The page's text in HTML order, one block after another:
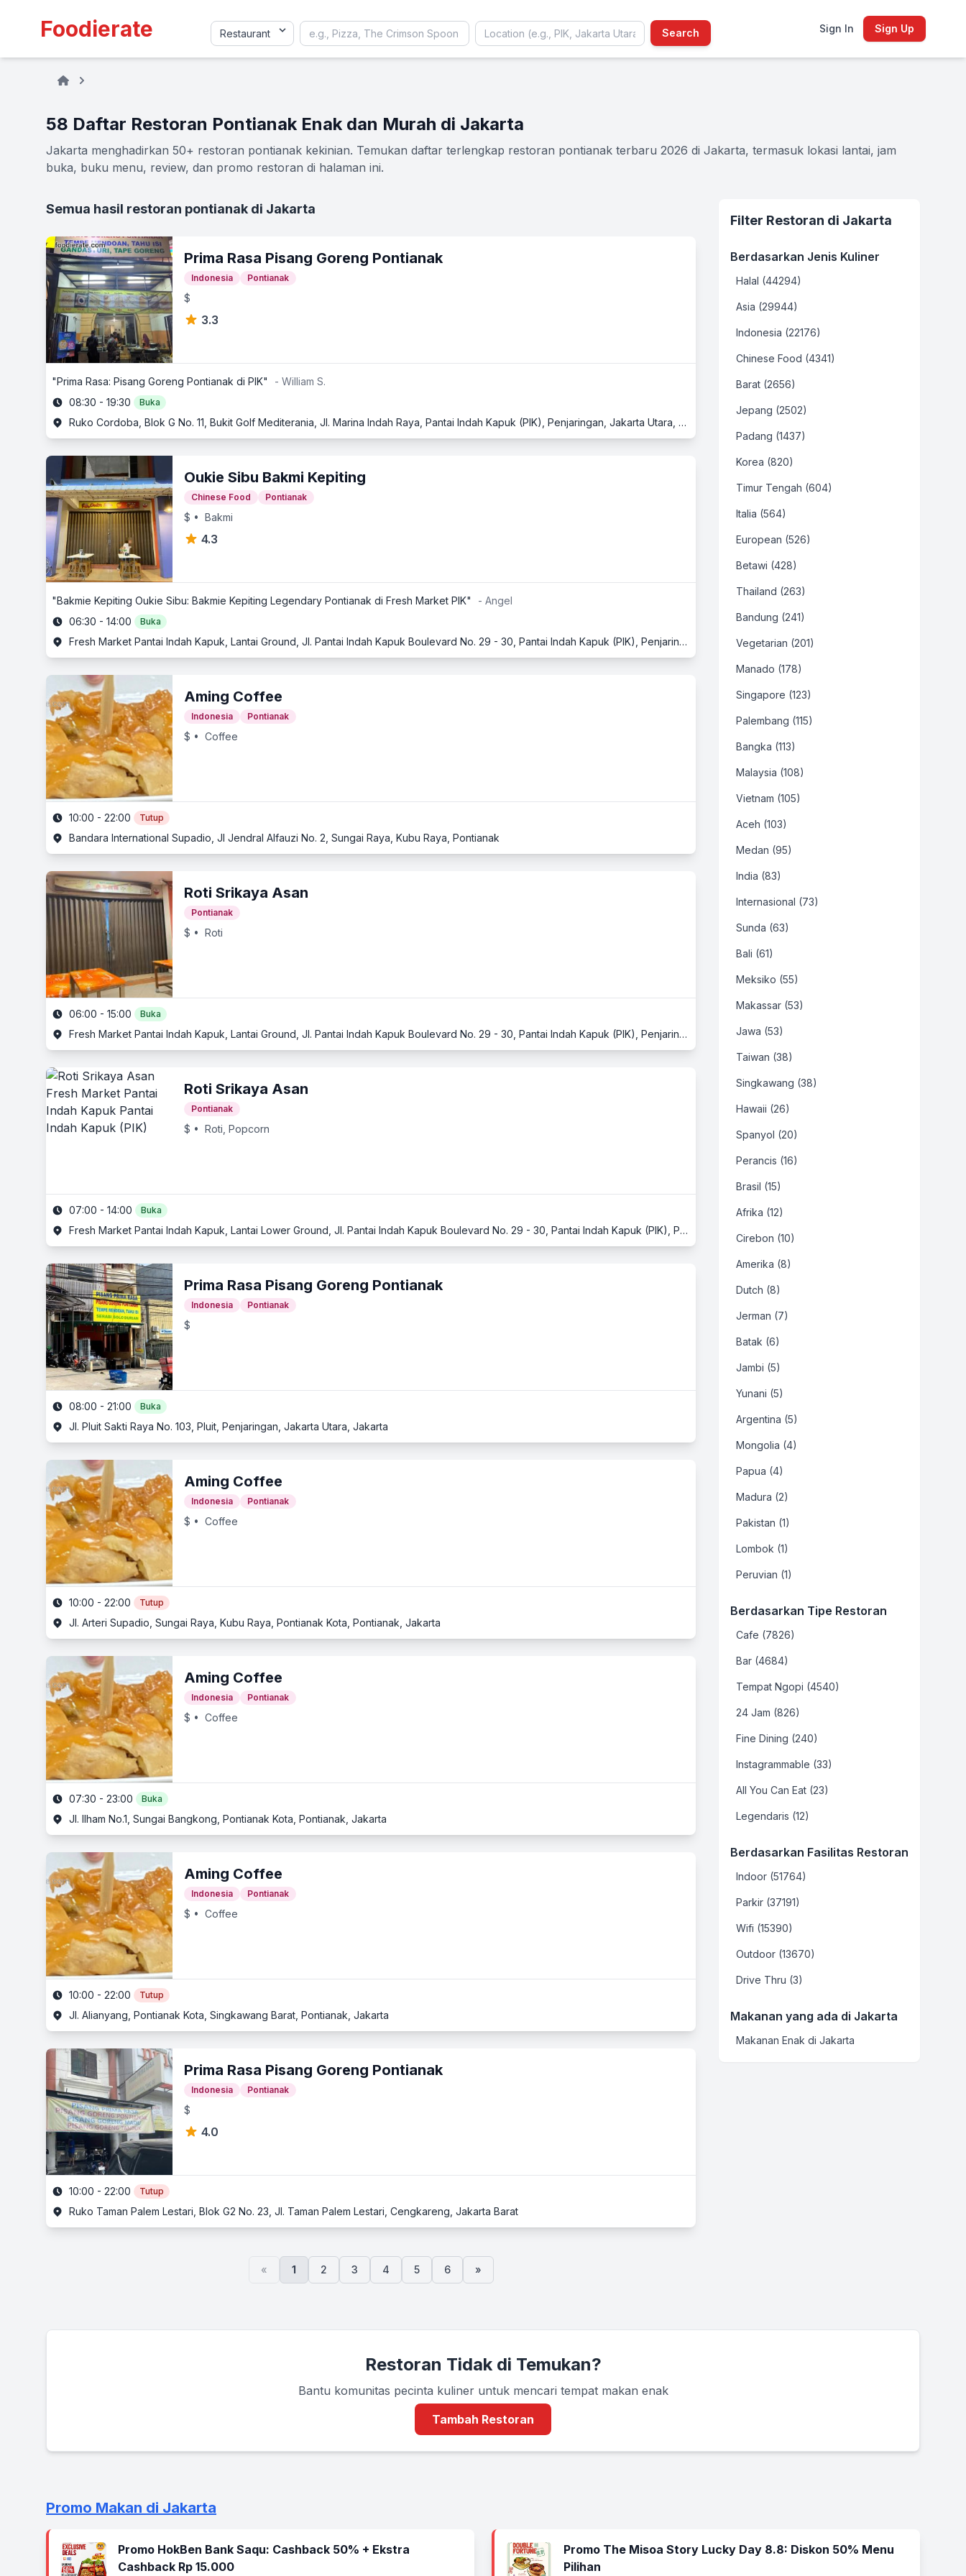
Foodierate Search Sign In Sign Up
58 Daftar Restoran Pontianak Enak dan Murah di Jakarta
Jakarta menghadirkan 50+ restoran pontianak kekinian. Temukan daftar terlengkap restoran pontianak terbaru 2026 di Jakarta, termasuk lokasi lantai, jam
buka, buku menu, review, dan promo restoran di halaman ini.
Semua hasil restoran pontianak di Jakarta
Prima Rasa Pisang Goreng Pontianak
Indonesia Pontianak
$
3.3
"Prima Rasa: Pisang Goreng Pontianak di PIK"
- William S.
08:30 - 19:30
Buka
Ruko Cordoba, Blok G No. 11, Bukit Golf Mediterania, Jl. Marina Indah Raya, Pantai Indah Kapuk (PIK), Penjaringan, Jakarta Utara, Jakarta
Oukie Sibu Bakmi Kepiting
Chinese Food Pontianak
$ • Bakmi
4.3
"Bakmie Kepiting Oukie Sibu: Bakmie Kepiting Legendary Pontianak di Fresh Market PIK"
- Angel
06:30 - 14:00
Buka
Fresh Market Pantai Indah Kapuk, Lantai Ground, Jl. Pantai Indah Kapuk Boulevard No. 29 - 30, Pantai Indah Kapuk (PIK), Penjaringan, Jakarta Utara, Jakarta
Aming Coffee
Indonesia Pontianak
$ • Coffee
10:00 - 22:00 Tutup
Bandara International Supadio, Jl Jendral Alfauzi No. 2, Sungai Raya, Kubu Raya, Pontianak
Roti Srikaya Asan
Pontianak
$ • Roti
06:00 - 15:00 Buka
Fresh Market Pantai Indah Kapuk, Lantai Ground, Jl. Pantai Indah Kapuk Boulevard No. 29 - 30, Pantai Indah Kapuk (PIK), Penjaringan, Jakarta Utara, Jakarta
Roti Srikaya Asan
Pontianak
$ • Roti, Popcorn
07:00 - 14:00 Buka
Fresh Market Pantai Indah Kapuk, Lantai Lower Ground, Jl. Pantai Indah Kapuk Boulevard No. 29 - 30, Pantai Indah Kapuk (PIK), Penjaringan, Jakarta Utara, Jakarta
Prima Rasa Pisang Goreng Pontianak
Indonesia Pontianak
$
08:00 - 21:00 Buka
Jl. Pluit Sakti Raya No. 103, Pluit, Penjaringan, Jakarta Utara, Jakarta
Aming Coffee
Indonesia Pontianak
$ • Coffee
10:00 - 22:00 Tutup
Jl. Arteri Supadio, Sungai Raya, Kubu Raya, Pontianak Kota, Pontianak, Jakarta
Aming Coffee
Indonesia Pontianak
$ • Coffee
07:30 - 23:00 Buka
Jl. Ilham No.1, Sungai Bangkong, Pontianak Kota, Pontianak, Jakarta
Aming Coffee
Indonesia Pontianak
$ • Coffee
10:00 - 22:00 Tutup
Jl. Alianyang, Pontianak Kota, Singkawang Barat, Pontianak, Jakarta
Prima Rasa Pisang Goreng Pontianak
Indonesia Pontianak
$
4.0
10:00 - 22:00 Tutup
Ruko Taman Palem Lestari, Blok G2 No. 23, Jl. Taman Palem Lestari, Cengkareng, Jakarta Barat
« 1 2 3 4 5 6 »
Filter Restoran di Jakarta
Berdasarkan Jenis Kuliner
Halal (44294)
Asia (29944)
Indonesia (22176)
Chinese Food (4341)
Barat (2656)
Jepang (2502)
Padang (1437)
Korea (820)
Timur Tengah (604)
Italia (564)
European (526)
Betawi (428)
Thailand (263)
Bandung (241)
Vegetarian (201)
Manado (178)
Singapore (123)
Palembang (115)
Bangka (113)
Malaysia (108)
Vietnam (105)
Aceh (103)
Medan (95)
India (83)
Internasional (73)
Sunda (63)
Bali (61)
Meksiko (55)
Makassar (53)
Jawa (53)
Taiwan (38)
Singkawang (38)
Hawaii (26)
Spanyol (20)
Perancis (16)
Brasil (15)
Afrika (12)
Cirebon (10)
Amerika (8)
Dutch (8)
Jerman (7)
Batak (6)
Jambi (5)
Yunani (5)
Argentina (5)
Mongolia (4)
Papua (4)
Madura (2)
Pakistan (1)
Lombok (1)
Peruvian (1)
Berdasarkan Tipe Restoran
Cafe (7826)
Bar (4684)
Tempat Ngopi (4540)
24 Jam (826)
Fine Dining (240)
Instagrammable (33)
All You Can Eat (23)
Legendaris (12)
Berdasarkan Fasilitas Restoran
Indoor (51764)
Parkir (37191)
Wifi (15390)
Outdoor (13670)
Drive Thru (3)
Makanan yang ada di Jakarta
Makanan Enak di Jakarta
Restoran Tidak di Temukan?
Bantu komunitas pecinta kuliner untuk mencari tempat makan enak
Tambah Restoran
Promo Makan di Jakarta
Promo HokBen Bank Saqu: Cashback 50% + Ekstra
Cashback Rp 15.000
Promo The Misoa Story Lucky Day 8.8: Diskon 50% Menu
Pilihan